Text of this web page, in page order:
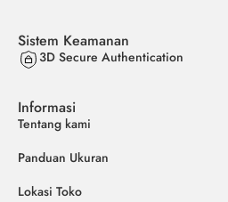
Sistem Keamanan
3D Secure Authentication
Informasi
Tentang kami
Panduan Ukuran
Lokasi Toko